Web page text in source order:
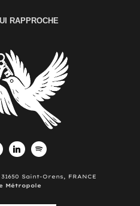
RAPPROCHE
Saint-Orens, FRANCE
Métropole